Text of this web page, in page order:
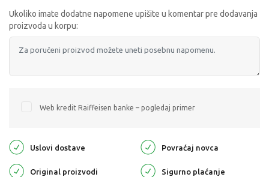
Ukoliko imate dodatne napomene upišite u komentar pre dodavanja
proizvoda u korpu:
Web kredit Raiffeisen banke – pogledaj primer
Uslovi dostave Povraćaj novca
Original proizvodi Sigurno plaćanje